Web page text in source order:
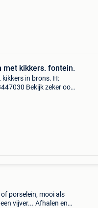
met kikkers. fontein.
in brons. H:
Bekijk zeker ook
porselein, mooi als
vijver... Afhalen en